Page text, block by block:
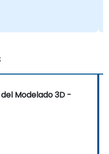
Modelado 3D -